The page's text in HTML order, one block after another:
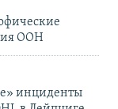
ООН
инциденты